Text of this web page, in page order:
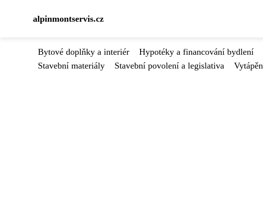
alpinmontservis.cz
Bytové doplňky a interiér Hypotéky a financování bydlení
Stavební materiály
Stavební povolení a legislativa